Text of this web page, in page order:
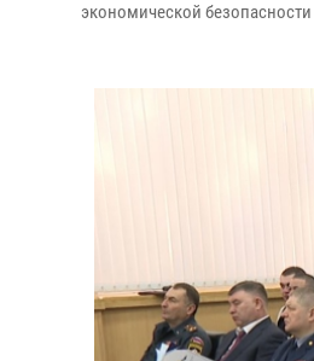
экономической